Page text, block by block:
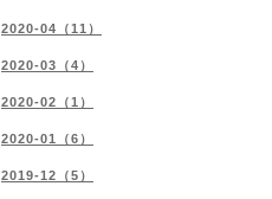
2020-04（11）
2020-03（4）
2020-02（1）
2020-01（6）
2019-12（5）